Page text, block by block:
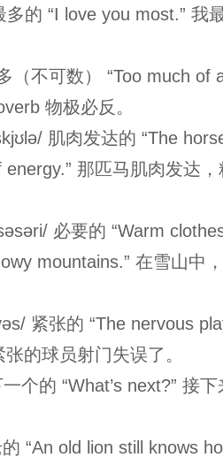
的 “I love you most.” 我
（不可数） “Too much of
物极必反。
肌肉发达的 “The
那匹马肌肉发达
必要的 “Warm
mountains.” 在雪山中
紧张的 “The nervous
的球员射门失误了。
个的 “What’s next?” 接
“An old lion still knows